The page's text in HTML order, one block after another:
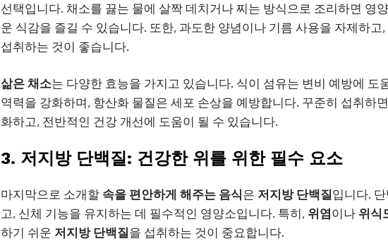
선택입니다. 채소를 끓는 물에 살짝 데치거나 찌는 방식으로 조리하면 영
운 식감을 즐길 수 있습니다. 또한, 과도한 양념이나 기름 사용을 자제하고
섭취하는 것이 좋습니다.
삶은 채소는 다양한 효능을 가지고 있습니다. 식이 섬유는 변비 예방에 도
역력을 강화하며, 항산화 물질은 세포 손상을 예방합니다. 꾸준히 섭취하면
화하고, 전반적인 건강 개선에 도움이 될 수 있습니다.
3. 저지방 단백질: 건강한 위를 위한 필수 요소
마지막으로 소개할 속을 편안하게 해주는 음식은 저지방 단백질입니다.
고, 신체 기능을 유지하는 데 필수적인 영양소입니다. 특히, 위염이나 위식
하기 쉬운 저지방 단백질을 섭취하는 것이 중요합니다.